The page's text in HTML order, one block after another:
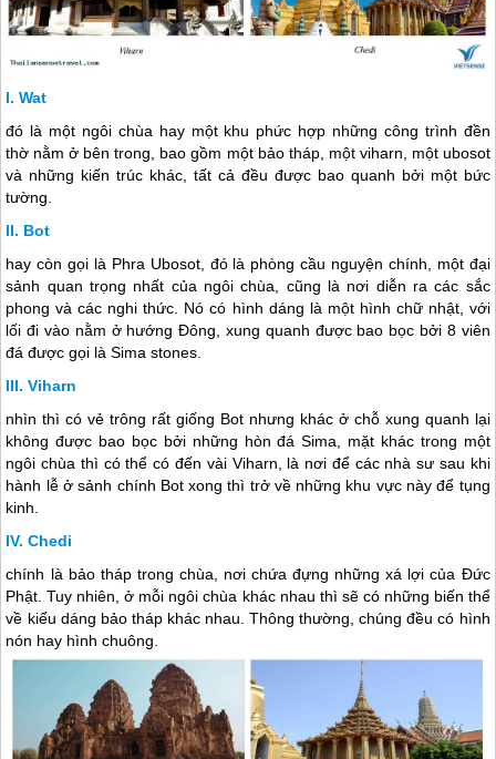
Wat
đó là một ngôi chùa hay một khu phức hợp những công trình đền
thờ nằm ở bên trong, bao gồm một bảo tháp, một viharn, một ubosot
và những kiến trúc khác, tất cả đều được bao quanh bởi một bức
tường.
Bot
hay còn gọi là Phra Ubosot, đó là phòng cầu nguyện chính, một đại
sảnh quan trọng nhất của ngôi chùa, cũng là nơi diễn ra các sắc
phong và các nghi thức. Nó có hình dáng là một hình chữ nhật, với
lối đi vào nằm ở hướng Đông, xung quanh được bao bọc bởi 8 viên
đá được gọi là Sima stones.
Viharn
nhìn thì có vẻ trông rất giống Bot nhưng khác ở chỗ xung quanh lại
không được bao bọc bởi những hòn đá Sima, mặt khác trong một
ngôi chùa thì có thể có đến vài Viharn, là nơi để các nhà sư sau khi
hành lễ ở sảnh chính Bot xong thì trở về những khu vực này để tụng
kinh.
Chedi
chính là bảo tháp trong chùa, nơi chứa đựng những xá lợi của Đức
Phật. Tuy nhiên, ở mỗi ngôi chùa khác nhau thì sẽ có những biến thể
về kiểu dáng bảo tháp khác nhau. Thông thường, chúng đều có hình
nón hay hình chuông.